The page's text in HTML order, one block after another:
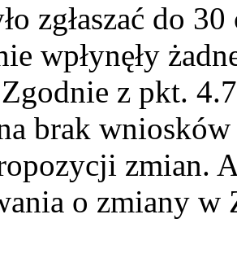
zgłaszać do
wpłynęły
z pkt.
brak
zmian.
o zmiany w